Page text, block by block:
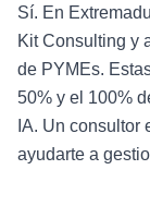
Sí. En
Kit Consulting y
de PYMEs.
50% y el 100%
IA. Un consultor
ayudarte a